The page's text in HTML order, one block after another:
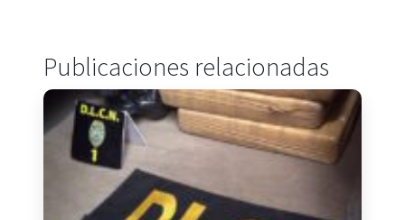
Publicaciones relacionadas